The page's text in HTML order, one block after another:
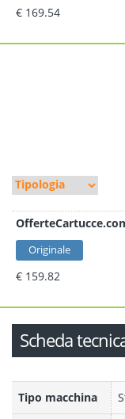
€ 169.54
Originale
€ 159.82
Scheda
Tipo macchina